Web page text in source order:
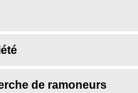
de ramoneurs